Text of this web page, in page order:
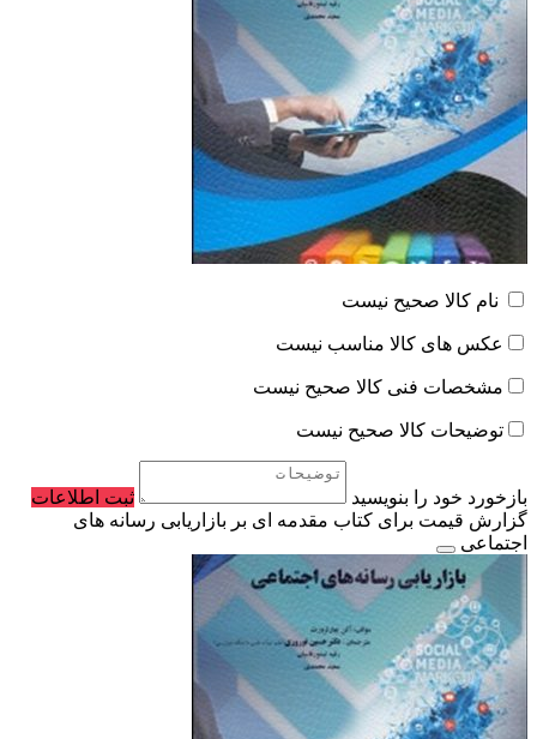
نام کالا صحیح نیست
عکس های کالا مناسب نیست
مشخصات فنی کالا صحیح نیست
توضیحات کالا صحیح نیست
بازخورد خود را بنویسید
ثبت اطلاعات
گزارش قیمت برای کتاب مقدمه ای بر بازاریابی رسانه های
اجتماعی